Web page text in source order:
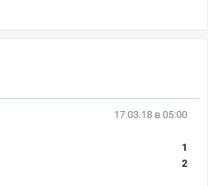
17.03.18 в 05:00
1
2